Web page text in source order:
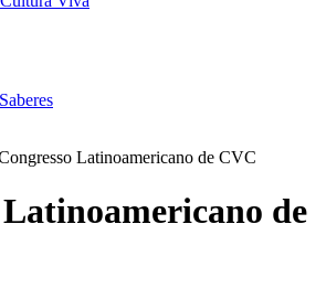
Latinoamericano de CVC
Latinoamericano de